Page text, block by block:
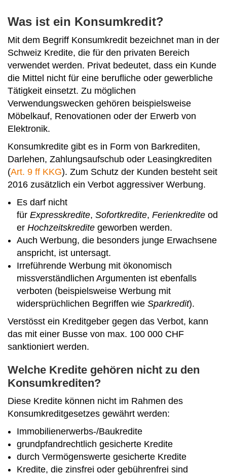
Was ist ein Konsumkredit?
Mit dem Begriff Konsumkredit bezeichnet man in der
Schweiz Kredite, die für den privaten Bereich
verwendet werden. Privat bedeutet, dass ein Kunde
die Mittel nicht für eine berufliche oder gewerbliche
Tätigkeit einsetzt. Zu möglichen
Verwendungswecken gehören beispielsweise
Möbelkauf, Renovationen oder der Erwerb von
Elektronik.
Konsumkredite gibt es in Form von Barkrediten,
Darlehen, Zahlungsaufschub oder Leasingkrediten
(Art. 9 ff KKG). Zum Schutz der Kunden besteht seit
2016 zusätzlich ein Verbot aggressiver Werbung.
Es darf nicht
für Expresskredite, Sofortkredite, Ferienkredite od
er Hochzeitskredite geworben werden.
Auch Werbung, die besonders junge Erwachsene
anspricht, ist untersagt.
Irreführende Werbung mit ökonomisch
missverständlichen Argumenten ist ebenfalls
verboten (beispielsweise Werbung mit
widersprüchlichen Begriffen wie Sparkredit).
Verstösst ein Kreditgeber gegen das Verbot, kann
das mit einer Busse von max. 100 000 CHF
sanktioniert werden.
Welche Kredite gehören nicht zu den
Konsumkrediten?
Diese Kredite können nicht im Rahmen des
Konsumkreditgesetzes gewährt werden:
Immobilienerwerbs-/Baukredite
grundpfandrechtlich gesicherte Kredite
durch Vermögenswerte gesicherte Kredite
Kredite, die zinsfrei oder gebührenfrei sind